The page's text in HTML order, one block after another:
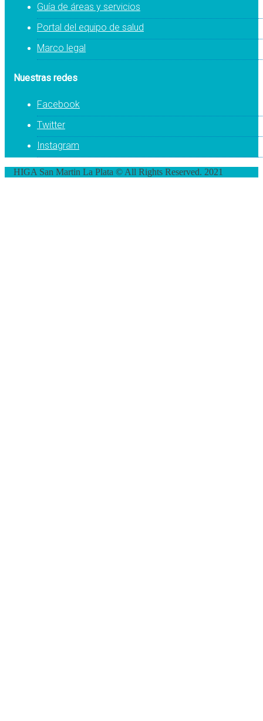
Guía de áreas y servicios
Portal del equipo de salud
Marco legal
Nuestras redes
Facebook
Twitter
Instagram
HIGA San Martin La Plata © All Rights Reserved. 2021